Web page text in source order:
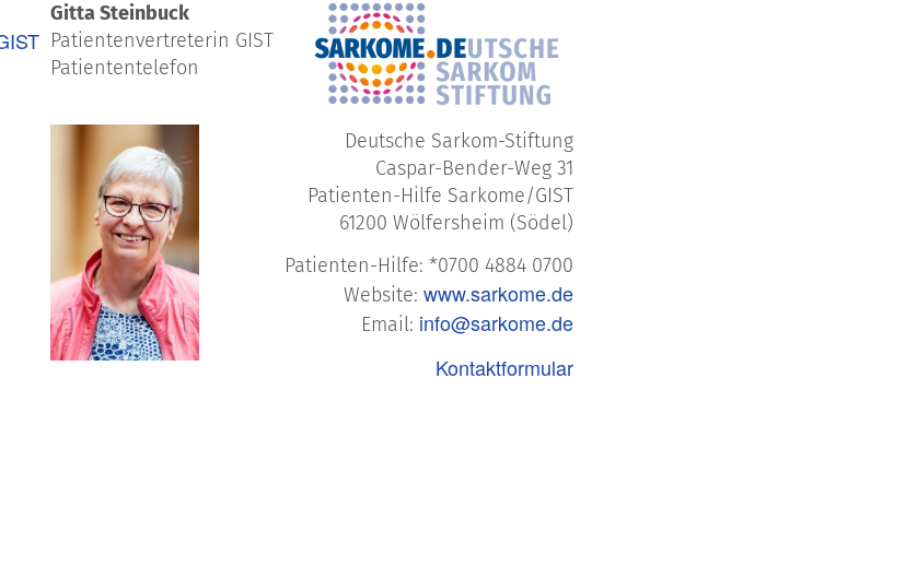
Gitta Steinbuck
Patientenvertreterin GIST
Patiententelefon
Deutsche Sarkom-Stiftung
Caspar-Bender-Weg 31
Patienten-Hilfe Sarkome/GIST
61200 Wölfersheim (Södel)
Patienten-Hilfe: *0700 4884 0700
Website: www.sarkome.de
Email: info@sarkome.de
Kontaktformular